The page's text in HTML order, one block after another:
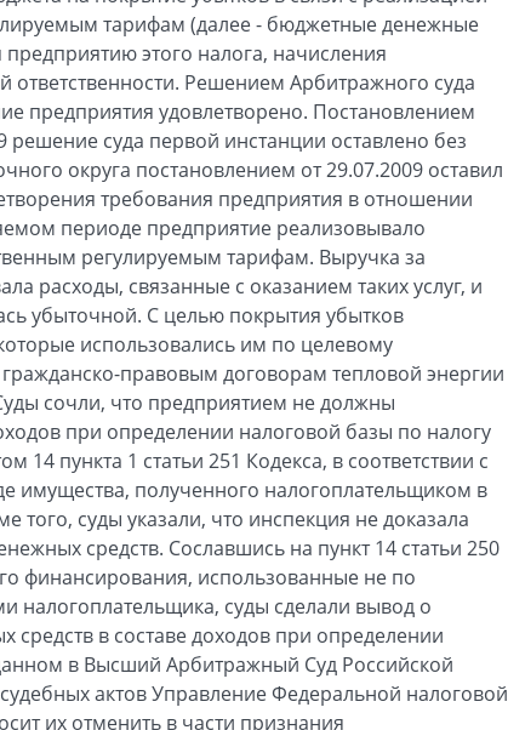
тарифам (далее - бюджетные денежные
этого налога, начисления
Решением Арбитражного суда
предприятия удовлетворено. Постановлением
решение суда первой инстанции оставлено без
округа постановлением от 29.07.2009 оставил
требования предприятия в отношении
периоде предприятие реализовывало
регулируемым тарифам. Выручка за
расходы, связанные с оказанием таких услуг, и
убыточной. С целью покрытия убытков
использовались им по целевому
правовым договорам тепловой энергии
сочли, что предприятием не должны
при определении налоговой базы по налогу
пункта 1 статьи 251 Кодекса, в соответствии с
имущества, полученного налогоплательщиком в
суды указали, что инспекция не доказала
средств. Сославшись на пункт 14 статьи 250
финансирования, использованные не по
суды сделали вывод о
в составе доходов при определении
в Высший Арбитражный Суд Российской
актов Управление Федеральной налоговой
их отменить в части признания